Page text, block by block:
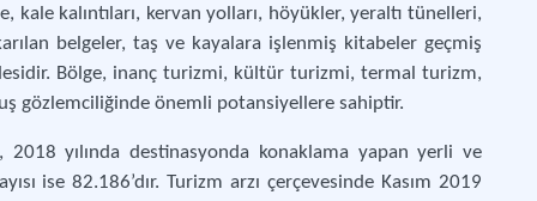
kalıntıları, kervan yolları, höyükler, yeraltı tünelleri,
belgeler, taş ve kayalara işlenmiş kitabeler geçmiş
Bölge, inanç turizmi, kültür turizmi, termal turizm,
gözlemciliğinde önemli potansiyellere sahiptir.
yılında destinasyonda konaklama yapan yerli ve
ise 82.186’dır. Turizm arzı çerçevesinde Kasım 2019